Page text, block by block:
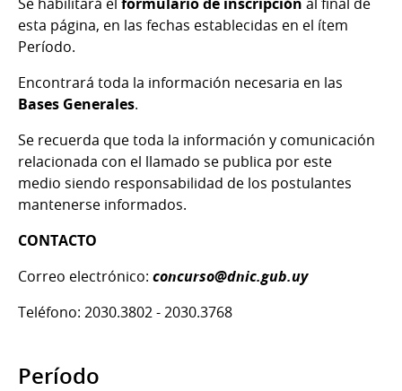
esta página, en las fechas establecidas en el ítem
Período.
Encontrará toda la información necesaria en las
Bases Generales.
Se recuerda que toda la información y comunicación
relacionada con el llamado se publica por este
medio siendo responsabilidad de los postulantes
mantenerse informados.
CONTACTO
Correo electrónico: concurso@dnic.gub.uy
Teléfono: 2030.3802 - 2030.3768
Período